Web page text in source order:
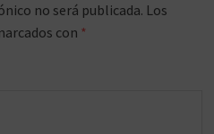
no será publicada. Los
con *